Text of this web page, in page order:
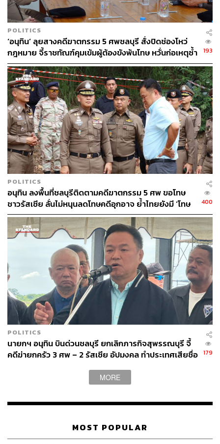
ตัวจากโควิดยังคงเปราะบางที่จะต้องเผชิญกับภาวะดังกล่าว
ขณะเดียวกัน ด้วยความใกล้ชิดของยุโรปกับสงครามความ
ขัดแย้งในยูเครน บวกกับการพึ่งพาการนำเข้าพลังงานของ
รัสเซียมากเกินไป พร้อมกับราคาอาหารและพลังงานที่พุ่งสูง
ขึ้น รวมทั้งอุปทานทั่วโลกจากการล็อกดาวน์ของจีน ทำให้นัก
เศรษฐศาสตร์ปรับลดการคาดการณ์การเติบโตของยูโรโซน
อย่างมากในช่วงเดือนที่ผ่านมา
ทั้งนี้ อัตราเงินเฟ้อของยูโรโซนแตะระดับสูงสุดเป็น
ประวัติการณ์ติดต่อกันต่อเนื่องเป็นเดือนที่หกในเดือนเมษายน
ที่ผ่านมา โดยดัชนีราคาผู้บริโภค (มาตรวัดเงินเฟ้อ) ได้ปรับตัว
เพิ่มขึ้นทุบสถิติที่ 7.5% สร้างแรงกดดันให้ธนาคารกลางยุโรป
(ECB) เริ่มปรับขึ้นอัตราดอกเบี้ย จนประธาน ECB ต้องออก
มาส่งสัญญาณว่า ECB เตรียมพร้อมขึ้นดอกเบี้ยนโยบายใน
การประชุมเดือนกรกฎาคม
วัลดิส ดอมบรอสกี รองประธานบริหารคณะกรรมาธิการ
ยุโรป กล่าวว่า ทั่วโลกเริ่มมองเห็นผลที่ตามมาของการ
รุกรานยูเครนของรัสเซีย โดยเฉพาะยุโรป จากเดิมที่ต้อง
เติบโตในปีนี้ได้ 4% แต่สงครามทำให้เศรษฐกิจยุโรปปีนี้โต
อย่างไรก็ตาม เปาโล เจนจิโลนี คณะกรรมาธิการยุโรปด้าน
เศรษฐกิจ มองว่า ยุโรปยังมีโอกาสที่หลีกหนีภาวะถดถอย
เพราะหลายประเทศในยุโรปสามารถฟื้นตัวได้ดีจากโควิด ดัง
นั้นหัวใจสำคัญก็คือ แนวทางการบริหารในช่วงเปลี่ยนผ่านที่
จะช่วยให้ยุโรปเลี่ยงภาวะเศรษฐกิจถดถอยได้
กระนั้น บรรดาประธานเจ้าหน้าที่บริหาร (ซีอีโอ) ในบริษัทชั้น
นำของยุโรปกลับเห็นต่างออกไป และมองในแง่ลบมากกว่าแง่
ดี เช่น โธมัส บูเบิร์ล ซีอีโอของ AXA ที่ระบุว่า ความเสี่ยงของ
ภาวะถดถอยในยุโรปนั้น ‘สูงกว่า’ ในสหรัฐอเมริกามาก และ
สภาพแวดล้อมที่เงินยังเฟ้อและความเชื่อมั่นของผู้บริโภคที่
ลดลง ในช่วงเวลาที่ผู้คนมักต้องการกลับไปท่องเที่ยวและใช้
POLITICS
‘อนุทิน’ ลุยสางคดีฆาตกรรม 5 ศพชลบุรี สั่งปิดช่องโหว่
กฎหมาย จี้ราชทัณฑ์คุมเข้มผู้ต้องขังพ้นโทษ หวั่นก่อเหตุซ้ำ
รอย
193
POLITICS
อนุทิน ลงพื้นที่ชลบุรีติดตามคดีฆาตกรรม 5 ศพ ขอโทษ
ชาวรัสเซีย ลั่นไม่หนุนลดโทษคดีอุกอาจ ย้ำไทยยังมี ‘โทษ
ประหาร’
400
POLITICS
นายกฯ อนุทิน บินด่วนชลบุรี ยกเลิกภารกิจสุพรรณบุรี จี้
คดีฆ่ายกครัว 3 ศพ – 2 รัสเซีย อัปมงคล ทำประเทศเสียชื่อ
179
MORE
MOST POPULAR